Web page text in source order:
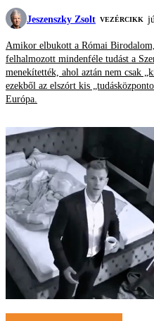
Jeszenszky Zsolt VEZÉRCIKK
Amikor elbukott a Római
felhalmozott mindenféle tudást a
menekítették, ahol aztán nem csak
ezekből az elszórt kis
Európa.